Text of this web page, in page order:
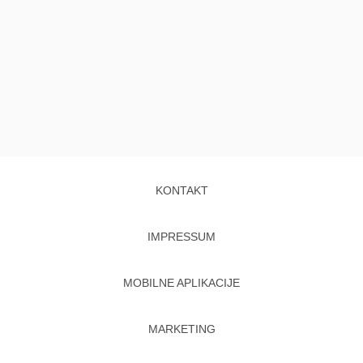
KONTAKT
IMPRESSUM
MOBILNE APLIKACIJE
MARKETING